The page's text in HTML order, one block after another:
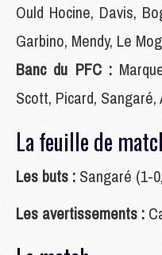
Ould Hocine, Davis,
Garbino, Mendy, Le
Banc du PFC :
Scott, Picard, Sangaré,
La feuille de
Les buts : Sangaré (1-
Les avertissements :